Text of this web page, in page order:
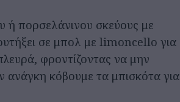
ή πορσελάνινου σκεύους με
σε μπολ με limoncello για
φροντίζοντας να μην
κόβουμε τα μπισκότα για